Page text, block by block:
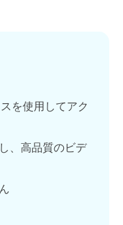
を使用してアク
、高品質のビデ